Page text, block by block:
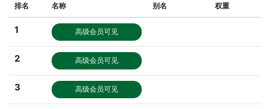
排名 名称 别名 权重
1 高级会员可见
2 高级会员可见
3 高级会员可见